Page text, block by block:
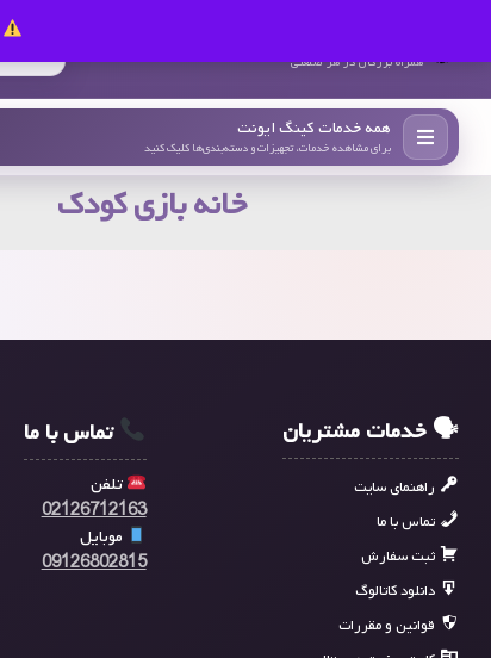
همراه بزرگان در هر صنعتی
همه خدمات کینگ ایونت
برای مشاهده خدمات، تجهیزات و دسته‌بندی‌ها کلیک کنید
خانه بازی کودک
🗣 خدمات مشتریان
راهنمای سایت
تماس با ما
ثبت سفارش
دانلود کاتالوگ
قوانین و مقررات
تماس با ما
تلفن
02126712163
موبایل
09126802815